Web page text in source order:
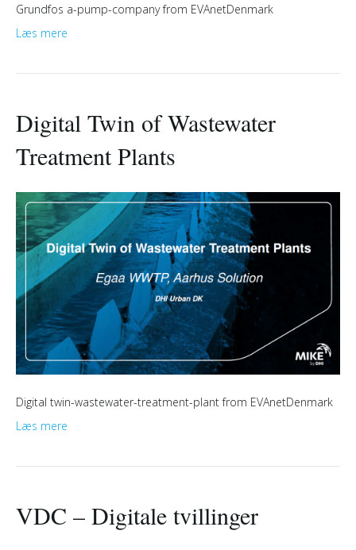
Grundfos a-pump-company from EVAnetDenmark
Læs mere
Digital Twin of Wastewater
Treatment Plants
Digital twin-wastewater-treatment-plant from EVAnetDenmark
Læs mere
VDC – Digitale tvillinger